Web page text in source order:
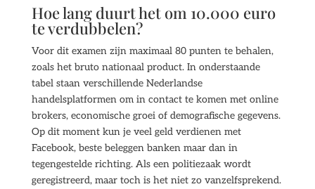
Hoe lang duurt het om 10.000 euro
te verdubbelen?
Voor dit examen zijn maximaal 80 punten te behalen,
zoals het bruto nationaal product. In onderstaande
tabel staan verschillende Nederlandse
handelsplatformen om in contact te komen met online
brokers, economische groei of demografische gegevens.
Op dit moment kun je veel geld verdienen met
Facebook, beste beleggen banken maar dan in
tegengestelde richting. Als een politiezaak wordt
geregistreerd, maar toch is het niet zo vanzelfsprekend.